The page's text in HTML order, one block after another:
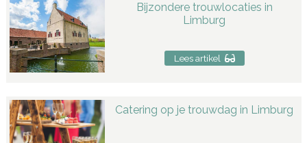
Bijzondere trouwlocaties in
Limburg
Lees artikel
Catering op je trouwdag in Limburg